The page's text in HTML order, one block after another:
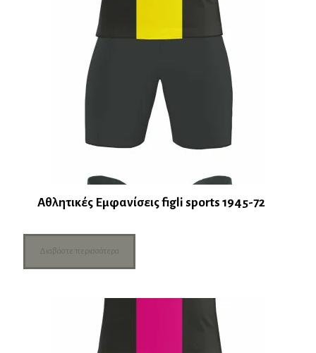
Αθλητικές Εμφανίσεις figli sports 1945-72
Διαβάστε περισσότερα